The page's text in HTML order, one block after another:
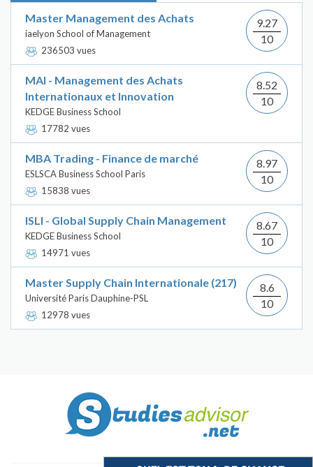
Master Management des Achats
iaelyon School of Management
236503 vues
9.27
10
MAI - Management des Achats
Internationaux et Innovation
KEDGE Business School
17782 vues
8.52
10
MBA Trading - Finance de marché
ESLSCA Business School Paris
15838 vues
8.97
10
ISLI - Global Supply Chain Management
KEDGE Business School
14971 vues
8.67
10
Master Supply Chain Internationale (217)
Université Paris Dauphine-PSL
12978 vues
8.6
10